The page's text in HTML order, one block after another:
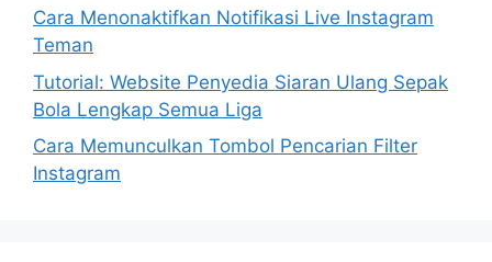
Cara Menonaktifkan Notifikasi Live Instagram
Teman
Tutorial: Website Penyedia Siaran Ulang Sepak
Bola Lengkap Semua Liga
Cara Memunculkan Tombol Pencarian Filter
Instagram